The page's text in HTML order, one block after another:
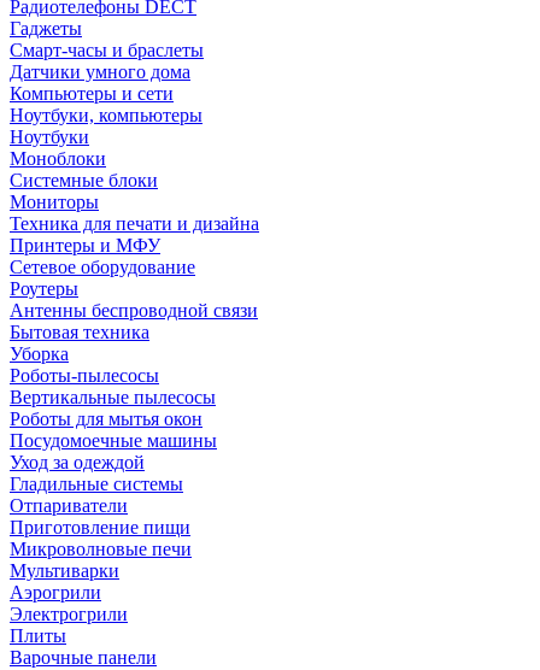
Радиотелефоны DECT
Гаджеты
Смарт-часы и браслеты
Датчики умного дома
Компьютеры и сети
Ноутбуки, компьютеры
Ноутбуки
Моноблоки
Системные блоки
Мониторы
Техника для печати и дизайна
Принтеры и МФУ
Сетевое оборудование
Роутеры
Антенны беспроводной связи
Бытовая техника
Уборка
Роботы-пылесосы
Вертикальные пылесосы
Роботы для мытья окон
Посудомоечные машины
Уход за одеждой
Гладильные системы
Отпариватели
Приготовление пищи
Микроволновые печи
Мультиварки
Аэрогрили
Электрогрили
Плиты
Варочные панели